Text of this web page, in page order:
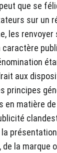
que se
sur un
les renvoyer
aux
principes
matière
la marque